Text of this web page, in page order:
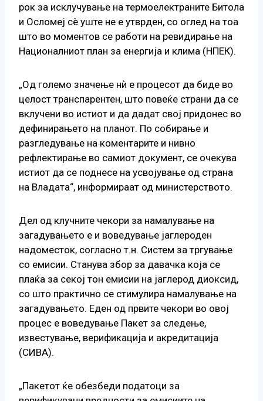
рок за исклучување на термоелектраните Битола
и Осломеј сè уште не е утврден, со оглед на тоа
што во моментов се работи на ревидирање на
Националниот план за енергија и клима (НПЕК).
„Од големо значење нѝ е процесот да биде во
целост транспарентен, што повеќе страни да се
вклучени во истиот и да дадат свој придонес во
дефинирањето на планот. По собирање и
разгледување на коментарите и нивно
рефлектирање во самиот документ, се очекува
истиот да се поднесе на усвојување од страна
на Владата“, информираат од министерството.
Дел од клучните чекори за намалување на
загадувањето е и воведување јаглероден
надоместок, согласно т.н. Систем за тргување
со емисии. Станува збор за давачка која се
плаќа за секој тон емисии на јаглерод диоксид,
со што практично се стимулира намалување на
загадувањето. Еден од првите чекори во овој
процес е воведување Пакет за следење,
известување, верификација и акредитација
(СИВА).
„Пакетот ќе обезбеди податоци за